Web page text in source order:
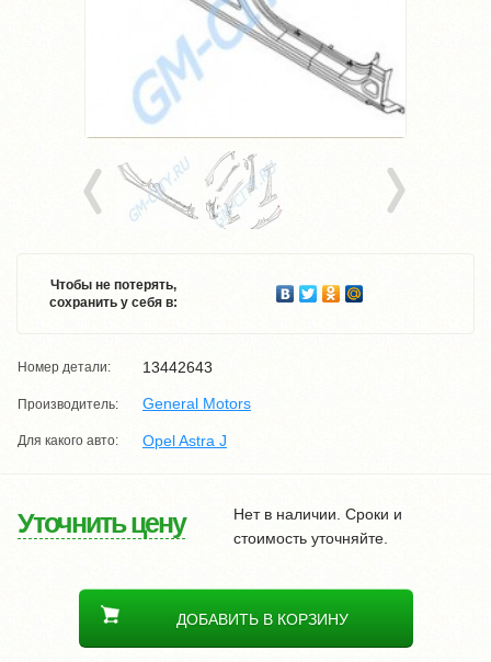
Чтобы не потерять,
сохранить у себя в:
Номер детали: 13442643
Производитель: General Motors
Для какого авто: Opel Astra J
Уточнить цену
Нет в наличии. Сроки и
стоимость уточняйте.
ДОБАВИТЬ В КОРЗИНУ